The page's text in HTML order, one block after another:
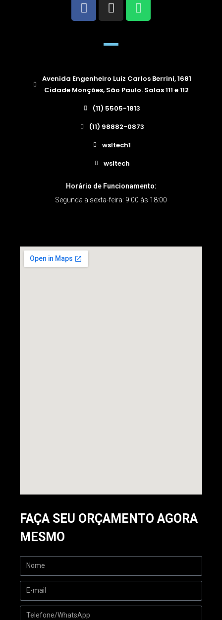
Avenida Engenheiro Luiz Carlos Berrini, 1681
Cidade Monções, São Paulo. Salas 111 e 112
(11) 5505-1813
(11) 98882-0873
wsltech1
wsltech
Horário de Funcionamento:
Segunda a sexta-feira: 9:00 às 18:00
FAÇA SEU ORÇAMENTO AGORA
MESMO